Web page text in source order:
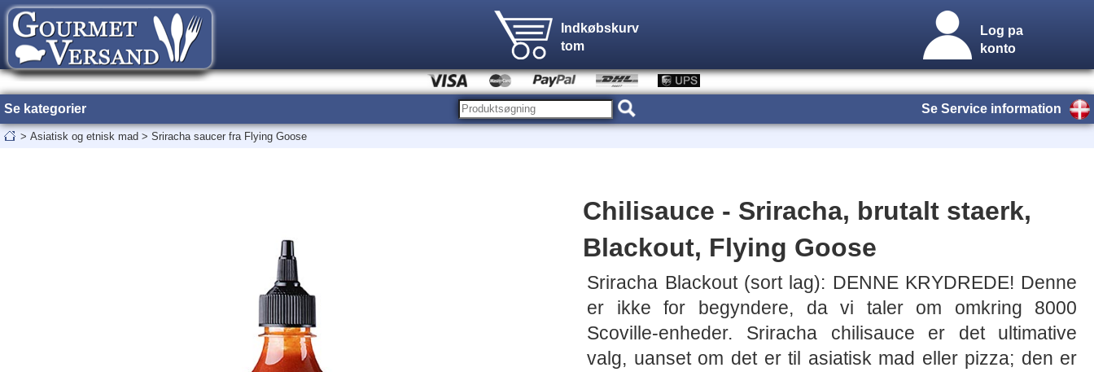
Indkøbskurv
tom
Log pa
konto
Se kategorier Se Service information
> Asiatisk og etnisk mad > Sriracha saucer fra Flying Goose
Chilisauce - Sriracha, brutalt staerk,
Blackout, Flying Goose
Sriracha Blackout (sort lag): DENNE KRYDREDE! Denne
er ikke for begyndere, da vi taler om omkring 8000
Scoville-enheder. Sriracha chilisauce er det ultimative
valg, uanset om det er til asiatisk mad eller pizza; den er